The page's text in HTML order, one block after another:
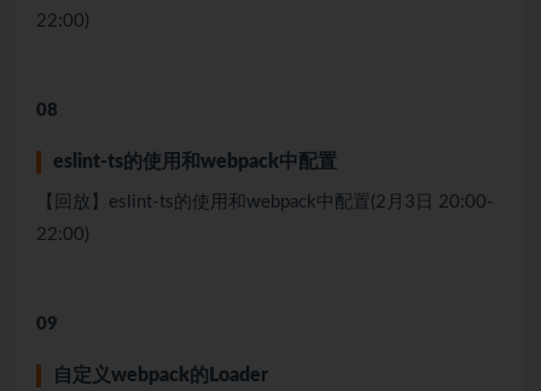
22:00)
08
eslint-ts的使⽤和webpack中配置
【回放】eslint-ts的使⽤和webpack中配置(2月3日 20:00-
22:00)
09
⾃定义webpack的Loader